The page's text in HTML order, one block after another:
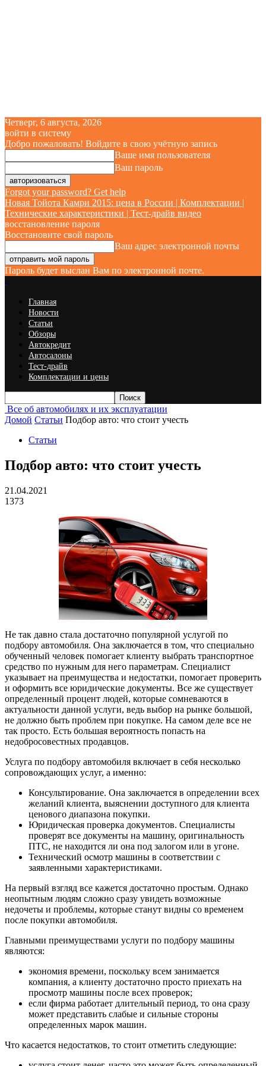
Четверг, 6 августа, 2026
войти в систему
Добро пожаловать! Войдите в свою учётную запись
Ваше имя пользователя
Ваш пароль
Forgot your password? Get help
Новая Тойота Камри 2015: цена в России | Комплектации |
Технические характеристики | Тест-драйв видео
восстановление пароля
Восстановите свой пароль
Ваш адрес электронной почты
Пароль будет выслан Вам по электронной почте.
Главная
Новости
Статьи
Обзоры
Автокредит
Автосалоны
Тест-драйв
Комплектации и цены
Все об автомобилях и их эксплуатации
Домой Статьи Подбор авто: что стоит учесть
Статьи
Подбор авто: что стоит учесть
21.04.2021
1373
Не так давно стала достаточно популярной услугой по
подбору автомобиля. Она заключается в том, что специально
обученный человек помогает клиенту выбрать транспортное
средство по нужным для него параметрам. Специалист
указывает на преимущества и недостатки, помогает проверить
и оформить все юридические документы. Все же существует
определенный процент людей, которые сомневаются в
актуальности данной услуги, ведь выбор на рынке большой,
не должно быть проблем при покупке. На самом деле все не
так просто. Есть большая вероятность попасть на
недобросовестных продавцов.
Услуга по подбору автомобиля включает в себя несколько
сопровождающих услуг, а именно:
Консультирование. Она заключается в определении всех
желаний клиента, выяснении доступного для клиента
ценового диапазона покупки.
Юридическая проверка документов. Специалисты
проверят все документы на машину, оригинальность
ПТС, не находится ли она под залогом или в угоне.
Технический осмотр машины в соответствии с
заявленными характеристиками.
На первый взгляд все кажется достаточно простым. Однако
неопытным людям сложно сразу увидеть возможные
недочеты и проблемы, которые станут видны со временем
после покупки автомобиля.
Главными преимуществами услуги по подбору машины
являются:
экономия времени, поскольку всем занимается
компания, а клиенту достаточно просто приехать на
просмотр машины после всех проверок;
если фирма работает длительный период, то она сразу
может представить слабые и сильные стороны
определенных марок машин.
Что касается недостатков, то стоит отметить следующие: